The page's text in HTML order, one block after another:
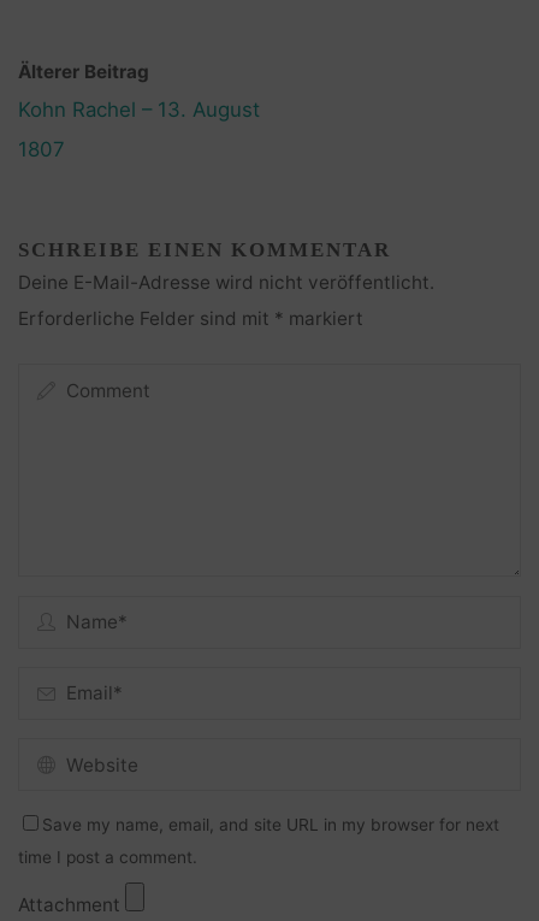
Älterer Beitrag
Kohn Rachel – 13. August
1807
SCHREIBE EINEN KOMMENTAR
Deine E-Mail-Adresse wird nicht veröffentlicht.
Erforderliche Felder sind mit * markiert
Save my name, email, and site URL in my browser for next
time I post a comment.
Attachment